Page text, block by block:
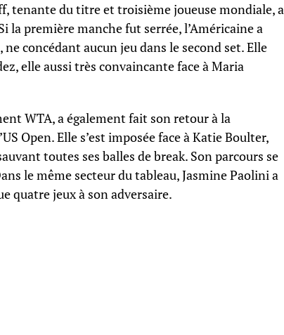
tenante du titre et troisième joueuse mondiale, a
la première manche fut serrée, l’Américaine a
concédant aucun jeu dans le second set. Elle
elle aussi très convaincante face à Maria
WTA, a également fait son retour à la
Open. Elle s’est imposée face à Katie Boulter,
toutes ses balles de break. Son parcours se
le même secteur du tableau, Jasmine Paolini a
quatre jeux à son adversaire.